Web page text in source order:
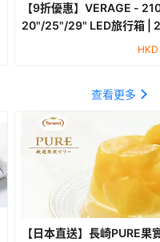
【9折優惠】VERAGE -
20"/25"/29" LED旅行箱 |
HKD
查看更多
【日本直送】長崎PURE果